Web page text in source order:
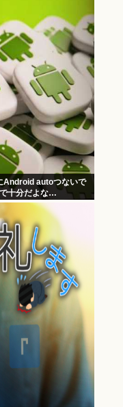
Android autoつないで
十分だよな…